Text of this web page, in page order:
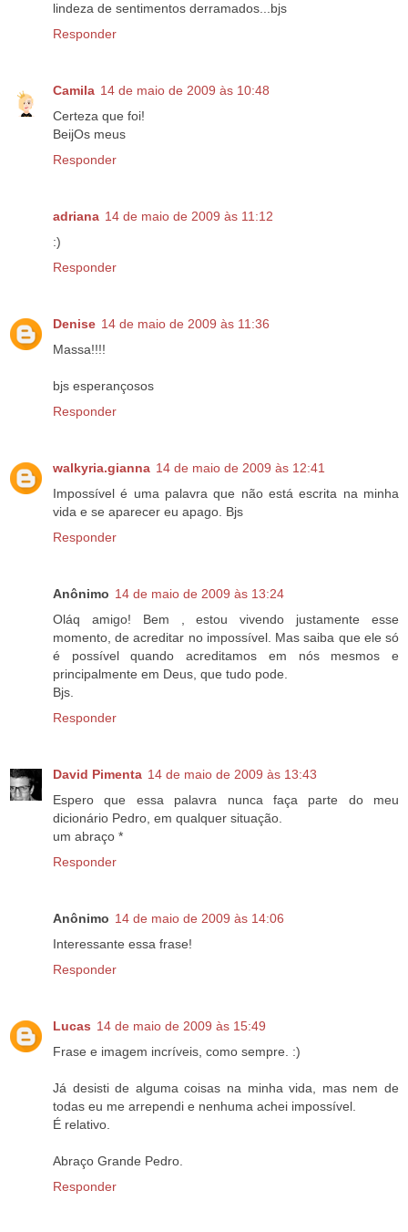
lindeza de sentimentos derramados...bjs
Responder
Camila 14 de maio de 2009 às 10:48
Certeza que foi!
BeijOs meus
Responder
adriana 14 de maio de 2009 às 11:12
:)
Responder
Denise 14 de maio de 2009 às 11:36
Massa!!!!
bjs esperançosos
Responder
walkyria.gianna 14 de maio de 2009 às 12:41
Impossível é uma palavra que não está escrita na minha
vida e se aparecer eu apago. Bjs
Responder
Anônimo 14 de maio de 2009 às 13:24
Oláq amigo! Bem , estou vivendo justamente esse
momento, de acreditar no impossível. Mas saiba que ele só
é possível quando acreditamos em nós mesmos e
principalmente em Deus, que tudo pode.
Bjs.
Responder
David Pimenta 14 de maio de 2009 às 13:43
Espero que essa palavra nunca faça parte do meu
dicionário Pedro, em qualquer situação.
um abraço *
Responder
Anônimo 14 de maio de 2009 às 14:06
Interessante essa frase!
Responder
Lucas 14 de maio de 2009 às 15:49
Frase e imagem incríveis, como sempre. :)
Já desisti de alguma coisas na minha vida, mas nem de
todas eu me arrependi e nenhuma achei impossível.
É relativo.
Abraço Grande Pedro.
Responder